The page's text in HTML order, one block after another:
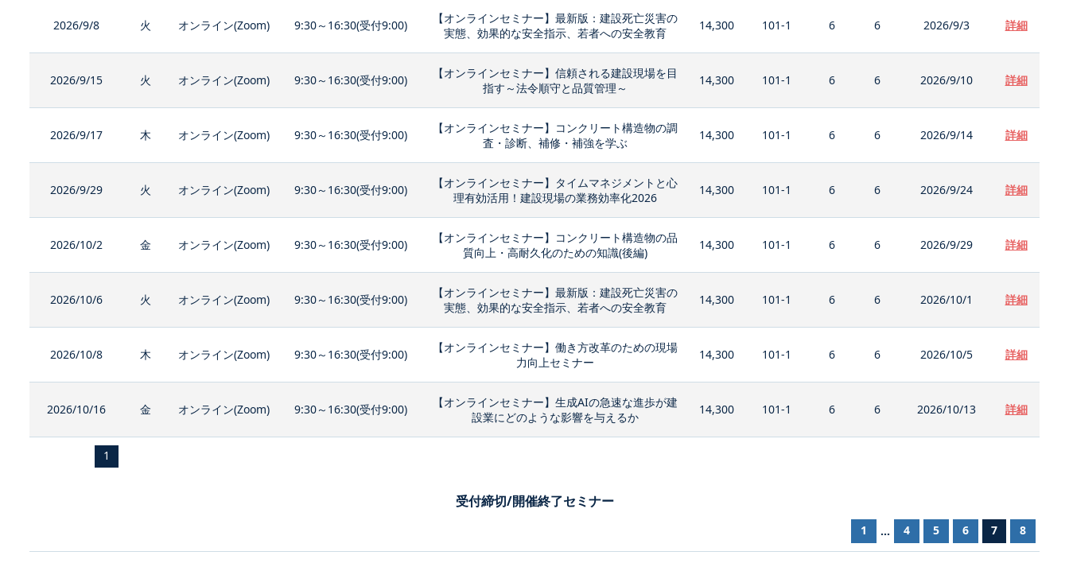
2026/9/8 火 オンライン(Zoom) 9:30～16:30(受付9:00)
【オンラインセミナー】最新版：建設死亡災害の
実態、効果的な安全指示、若者への安全教育
14,300 101-1 6 6 2026/9/3 詳細
2026/9/15 火 オンライン(Zoom) 9:30～16:30(受付9:00)
【オンラインセミナー】信頼される建設現場を目
指す～法令順守と品質管理～
14,300 101-1 6 6 2026/9/10 詳細
2026/9/17 木 オンライン(Zoom) 9:30～16:30(受付9:00)
【オンラインセミナー】コンクリート構造物の調
査・診断、補修・補強を学ぶ
14,300 101-1 6 6 2026/9/14 詳細
2026/9/29 火 オンライン(Zoom) 9:30～16:30(受付9:00)
【オンラインセミナー】タイムマネジメントと心
理有効活用！建設現場の業務効率化2026
14,300 101-1 6 6 2026/9/24 詳細
2026/10/2 金 オンライン(Zoom) 9:30～16:30(受付9:00)
【オンラインセミナー】コンクリート構造物の品
質向上・高耐久化のための知識(後編)
14,300 101-1 6 6 2026/9/29 詳細
2026/10/6 火 オンライン(Zoom) 9:30～16:30(受付9:00)
【オンラインセミナー】最新版：建設死亡災害の
実態、効果的な安全指示、若者への安全教育
14,300 101-1 6 6 2026/10/1 詳細
2026/10/8 木 オンライン(Zoom) 9:30～16:30(受付9:00)
【オンラインセミナー】働き方改革のための現場
力向上セミナー
14,300 101-1 6 6 2026/10/5 詳細
2026/10/16 金 オンライン(Zoom) 9:30～16:30(受付9:00)
【オンラインセミナー】生成AIの急速な進歩が建
設業にどのような影響を与えるか
14,300 101-1 6 6 2026/10/13 詳細
1
受付締切/開催終了セミナー
1 ... 4 5 6 7 8